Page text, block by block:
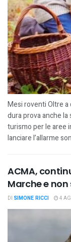
Mesi roventi Oltre
dura prova anche
turismo per le aree
lanciare l’allarme
ACMA,
Marche e non
DI SIMONE RICCI 4